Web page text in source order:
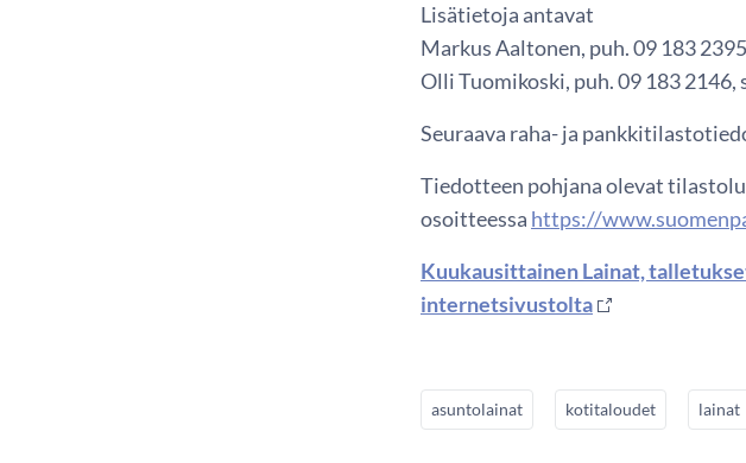
Lisätietoja antavat
Markus Aaltonen, puh. 09 183
Olli Tuomikoski, puh. 09 183
Seuraava raha- ja
Tiedotteen pohjana olevat
osoitteessa https://
Kuukausittainen Lainat,
internetsivustolta
asuntolainat kotitaloudet lainat